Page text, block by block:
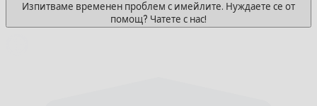
Изпитваме временен проблем с имейлите. Нуждаете се от
помощ? Чатете с нас!